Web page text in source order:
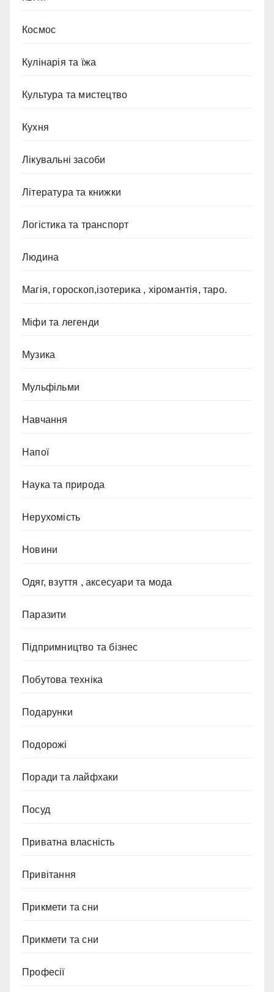
Космос
Кулінарія та їжа
Культура та мистецтво
Кухня
Лікувальні засоби
Література та книжки
Логістика та транспорт
Людина
Магія, гороскоп,ізотерика , хіромантія, таро.
Міфи та легенди
Музика
Мульфільми
Навчання
Напої
Наука та природа
Нерухомість
Новини
Одяг, взуття , аксесуари та мода
Паразити
Підпримництво та бізнес
Побутова техніка
Подарунки
Подорожі
Поради та лайфхаки
Посуд
Приватна власність
Привітання
Прикмети та сни
Прикмети та сни
Професії